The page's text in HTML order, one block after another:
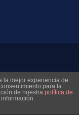
rights reserved
la mejor experiencia de
para la
de nuestra política de